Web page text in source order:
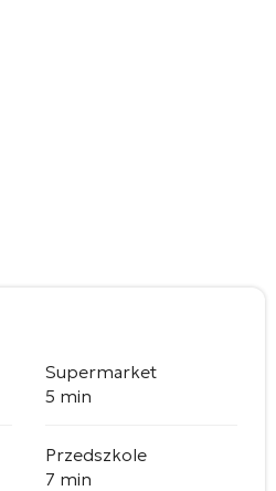
Supermarket
5 min
Przedszkole
7 min